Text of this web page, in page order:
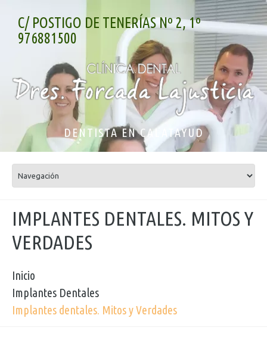
C/ POSTIGO DE TENERÍAS Nº 2, 1º
976881500
DENTISTA EN CALATAYUD
IMPLANTES DENTALES. MITOS Y
VERDADES
Inicio
Implantes Dentales
Implantes dentales. Mitos y Verdades